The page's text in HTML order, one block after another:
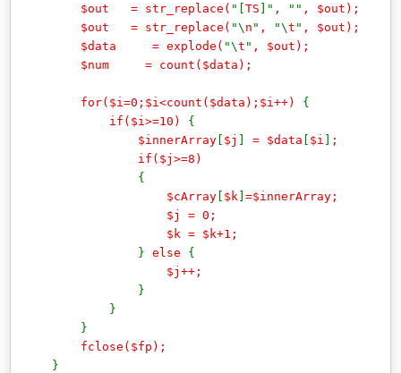
$out = str_replace( "[TS ]" , "" , $out);
$out = str_replace( "\ n " , "\t " , $out);
$data = explode( "\t " , $out);
$num = count($data);
for($i=0;$i<count($data);$i++) {
if($i>=10) {
$innerArray [ $j ] = $data [ $i ] ;
if($j>=8)
{
$cArray [ $k ]=$innerArray;
$j = 0;
$k = $k+1;
} else {
$j++;
}
}
}
fclose($fp);
}